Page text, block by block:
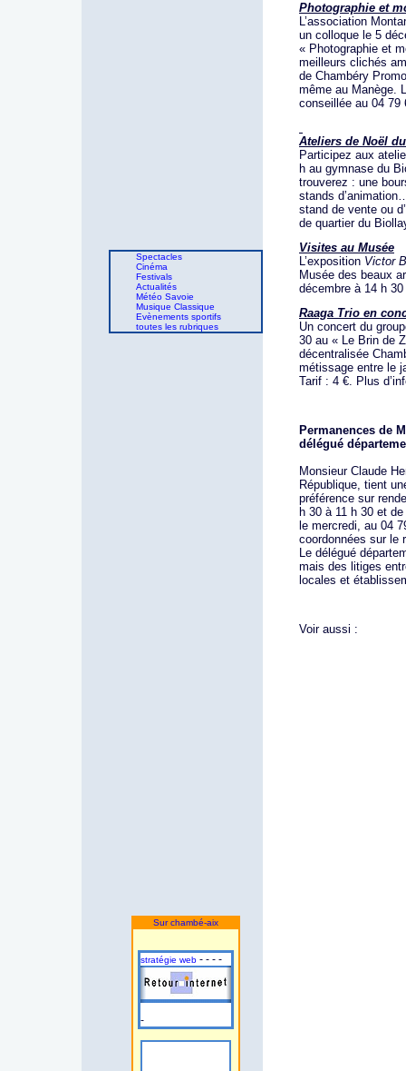
Spectacles
Cinéma
Festivals
Actualités
Météo Savoie
Musique Classique
Evènements sportifs
toutes les rubriques
Sur chambé-aix
stratégie web - - - -
-
Photographie et
L’association
un colloque le 5
« Photographie et
meilleurs clichés
de Chambéry
même au Manège.
conseillée au 04 79
Ateliers de Noël
Participez aux
h au gymnase du
trouverez : une
stands
stand de vente ou
de quartier du
Visites au Musée
L’exposition Victor
Musée des beaux
décembre à 14 h
Raaga Trio en
Un concert du
30 au « Le Brin de
décentralisée
métissage entre le
Tarif : 4 €. Plus
Permanences de
délégué
Monsieur Claude
République, tient
préférence sur
h 30 à 11 h 30 et
le mercredi, au 04
coordonnées sur le
Le délégué
mais des litiges
locales et
Voir aussi :